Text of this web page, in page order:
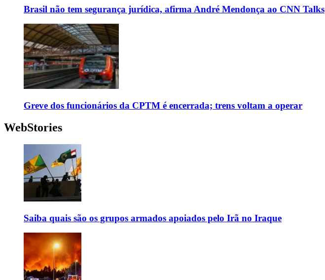
Brasil não tem segurança jurídica, afirma André Mendonça ao CNN Talks
Greve dos funcionários da CPTM é encerrada; trens voltam a operar
WebStories
Saiba quais são os grupos armados apoiados pelo Irã no Iraque